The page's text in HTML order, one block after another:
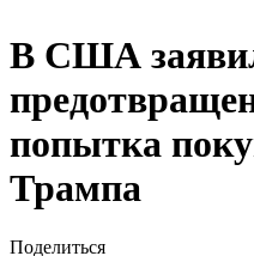
В США
попытка
Трампа
Поделиться